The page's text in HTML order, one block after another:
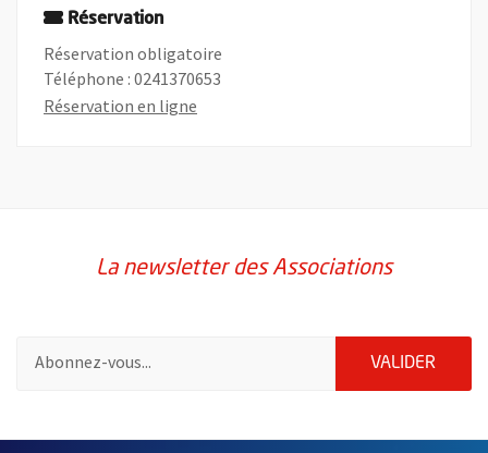
Réservation
Réservation obligatoire
Téléphone : 0241370653
Réservation en ligne
La newsletter des Associations
VALIDER